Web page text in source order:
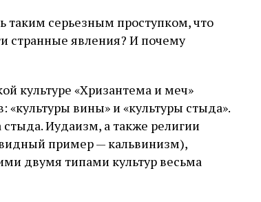
таким серьезным проступком, что
странные явления? И почему
культуре «Хризантема и меч»
«культуры вины» и «культуры стыда».
Иудаизм, а также религии
пример — кальвинизм),
двумя типами культур весьма